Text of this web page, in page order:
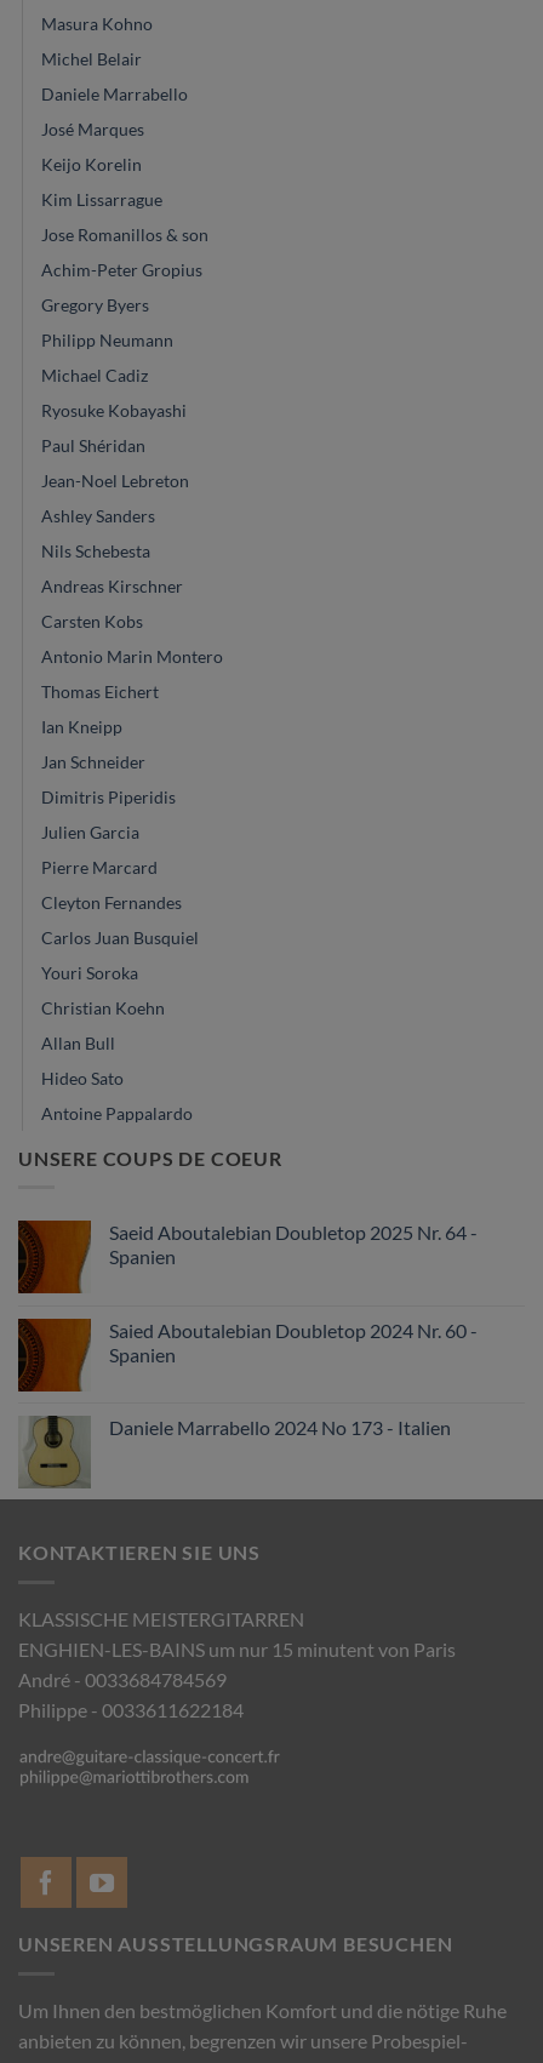
Masura Kohno
Michel Belair
Daniele Marrabello
José Marques
Keijo Korelin
Kim Lissarrague
Jose Romanillos & son
Achim-Peter Gropius
Gregory Byers
Philipp Neumann
Michael Cadiz
Ryosuke Kobayashi
Paul Shéridan
Jean-Noel Lebreton
Ashley Sanders
Nils Schebesta
Andreas Kirschner
Carsten Kobs
Antonio Marin Montero
Thomas Eichert
Ian Kneipp
Jan Schneider
Dimitris Piperidis
Julien Garcia
Pierre Marcard
Cleyton Fernandes
Carlos Juan Busquiel
Youri Soroka
Christian Koehn
Allan Bull
Hideo Sato
Antoine Pappalardo
UNSERE COUPS DE COEUR
Saeid Aboutalebian Doubletop 2025 Nr. 64 -
Spanien
Saied Aboutalebian Doubletop 2024 Nr. 60 -
Spanien
Daniele Marrabello 2024 No 173 - Italien
KONTAKTIEREN SIE UNS
KLASSISCHE MEISTERGITARREN
ENGHIEN-LES-BAINS um nur 15 minutent von Paris
André - 0033684784569
Philippe - 0033611622184
UNSEREN AUSSTELLUNGSRAUM BESUCHEN
Um Ihnen den bestmöglichen Komfort und die nötige Ruhe
anbieten zu können, begrenzen wir unsere Probespiel-